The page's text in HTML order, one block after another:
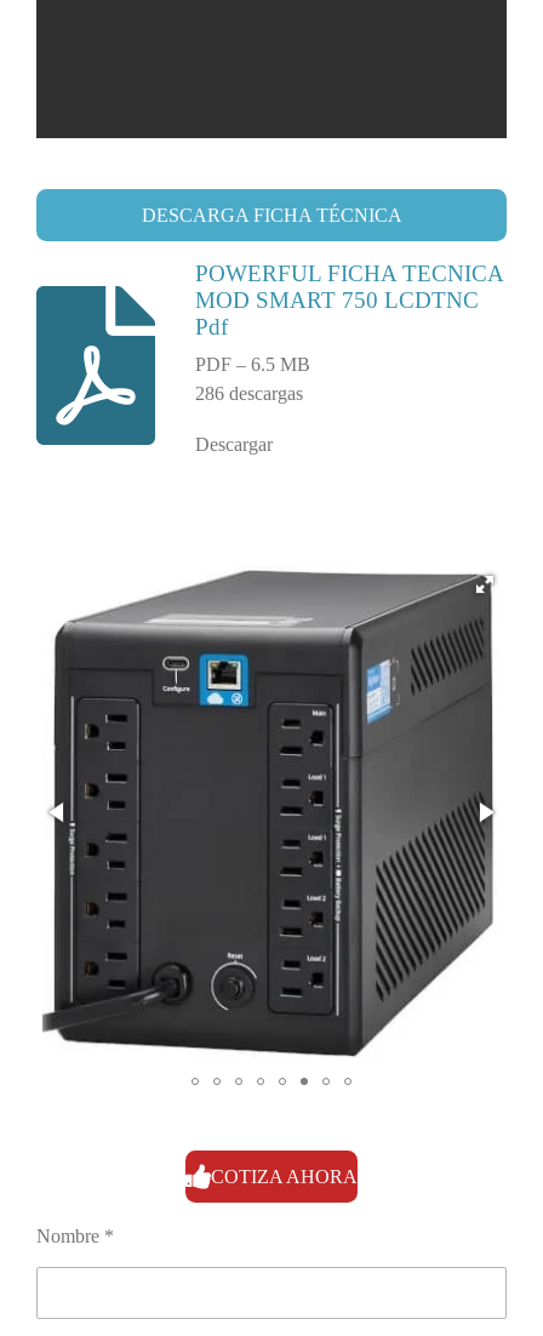
DESCARGA FICHA TÉCNICA
POWERFUL FICHA TECNICA
MOD SMART 750 LCDTNC
Pdf
PDF – 6.5 MB
286 descargas
Descargar
COTIZA AHORA
Nombre *